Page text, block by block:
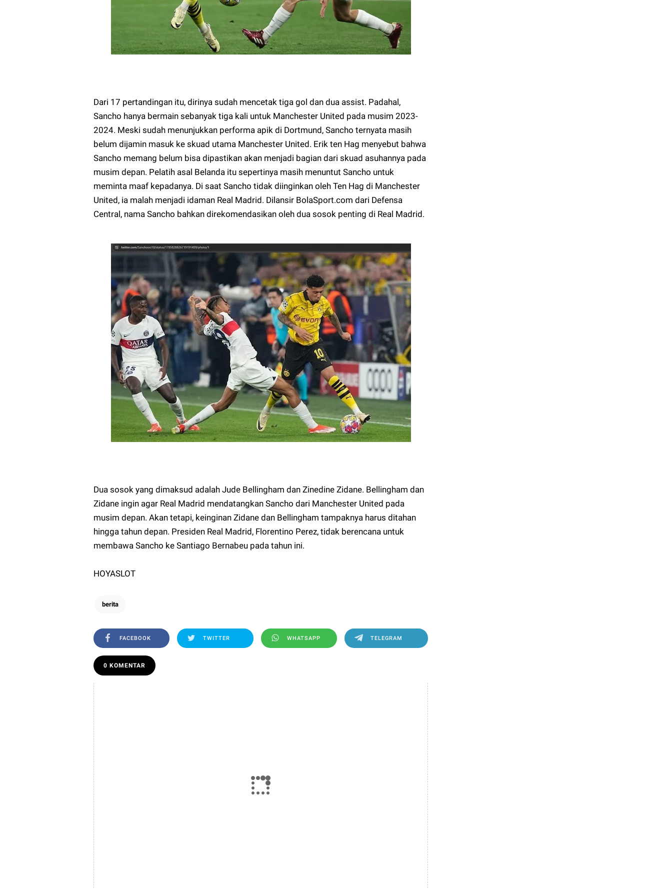
Dari 17 pertandingan itu, dirinya sudah mencetak tiga gol dan dua assist. Padahal,
Sancho hanya bermain sebanyak tiga kali untuk Manchester United pada musim 2023-
2024. Meski sudah menunjukkan performa apik di Dortmund, Sancho ternyata masih
belum dijamin masuk ke skuad utama Manchester United. Erik ten Hag menyebut bahwa
Sancho memang belum bisa dipastikan akan menjadi bagian dari skuad asuhannya pada
musim depan. Pelatih asal Belanda itu sepertinya masih menuntut Sancho untuk
meminta maaf kepadanya. Di saat Sancho tidak diinginkan oleh Ten Hag di Manchester
United, ia malah menjadi idaman Real Madrid. Dilansir BolaSport.com dari Defensa
Central, nama Sancho bahkan direkomendasikan oleh dua sosok penting di Real Madrid.
Dua sosok yang dimaksud adalah Jude Bellingham dan Zinedine Zidane. Bellingham dan
Zidane ingin agar Real Madrid mendatangkan Sancho dari Manchester United pada
musim depan. Akan tetapi, keinginan Zidane dan Bellingham tampaknya harus ditahan
hingga tahun depan. Presiden Real Madrid, Florentino Perez, tidak berencana untuk
membawa Sancho ke Santiago Bernabeu pada tahun ini.
HOYASLOT
berita
FACEBOOK TWITTER WHATSAPP TELEGRAM
0 KOMENTAR